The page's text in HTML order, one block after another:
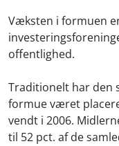
Væksten i formuen
offentlighed.
Traditionelt har den
formue været
vendt i 2006.
til 52 pct. af de